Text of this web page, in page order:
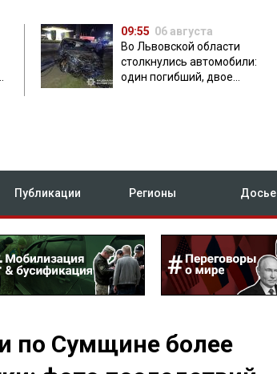
09:55 06 августа
Во Львовской области
столкнулись автомобили:
один погибший, двое
Публикации Регионы Досье
по Сумщине более